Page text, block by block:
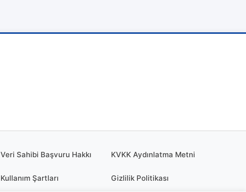
Veri Sahibi Başvuru Hakkı KVKK Aydınlatma Metni
Kullanım Şartları Gizlilik Politikası